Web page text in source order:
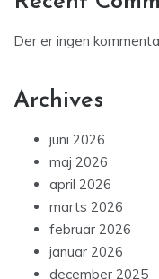
Der er ingen
Archives
juni 2026
maj 2026
april 2026
marts 2026
februar 2026
januar 2026
december 2025